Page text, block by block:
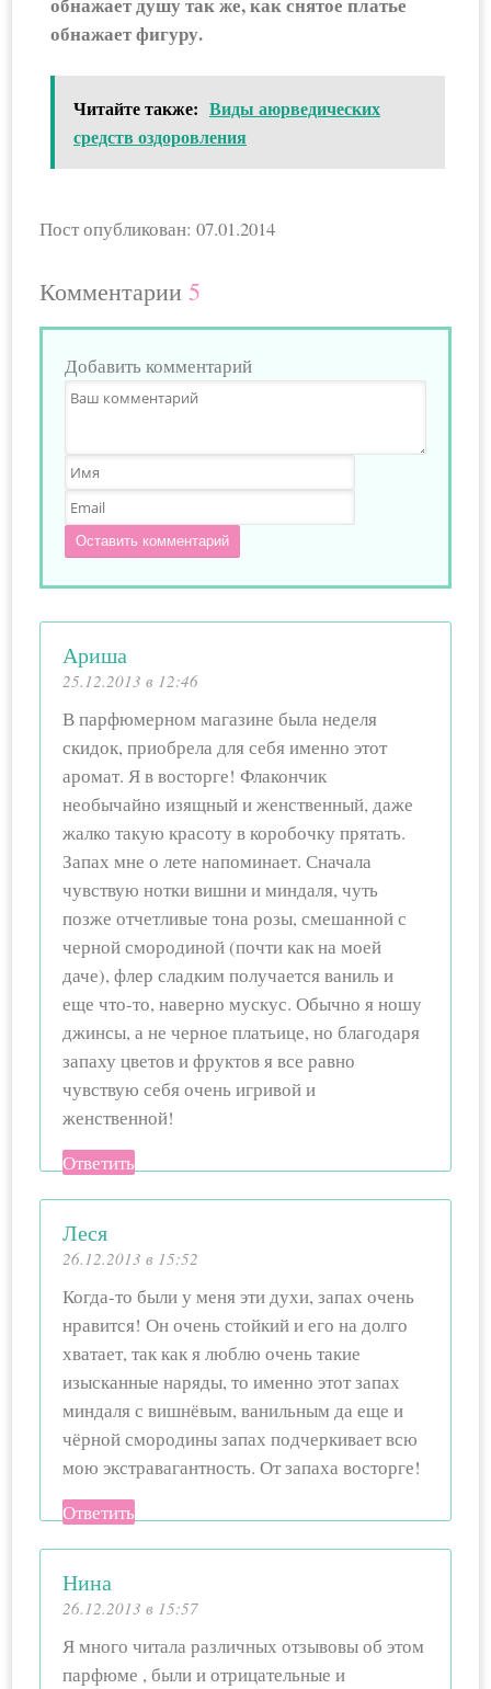
обнажает фигуру.
Читайте также: Виды аюрведических
средств оздоровления
Пост опубликован: 07.01.2014
Комментарии 5
Добавить комментарий
Оставить комментарий
Ариша
25.12.2013 в 12:46
В парфюмерном магазине была неделя
скидок, приобрела для себя именно этот
аромат. Я в восторге! Флакончик
необычайно изящный и женственный, даже
жалко такую красоту в коробочку прятать.
Запах мне о лете напоминает. Сначала
чувствую нотки вишни и миндаля, чуть
позже отчетливые тона розы, смешанной с
черной смородиной (почти как на моей
даче), флер сладким получается ваниль и
еще что-то, наверно мускус. Обычно я ношу
джинсы, а не черное платьице, но благодаря
запаху цветов и фруктов я все равно
чувствую себя очень игривой и
женственной!
Ответить
Леся
26.12.2013 в 15:52
Когда-то были у меня эти духи, запах очень
нравится! Он очень стойкий и его на долго
хватает, так как я люблю очень такие
изысканные наряды, то именно этот запах
миндаля с вишнёвым, ванильным да еще и
чёрной смородины запах подчеркивает всю
мою экстравагантность. От запаха восторге!
Ответить
Нина
26.12.2013 в 15:57
Я много читала различных отзывовы об этом
парфюме , были и отрицательные и